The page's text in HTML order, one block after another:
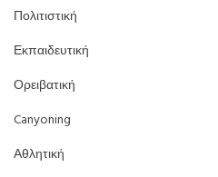
Πολιτιστική
Εκπαιδευτική
Ορειβατική
Canyoning
Αθλητική